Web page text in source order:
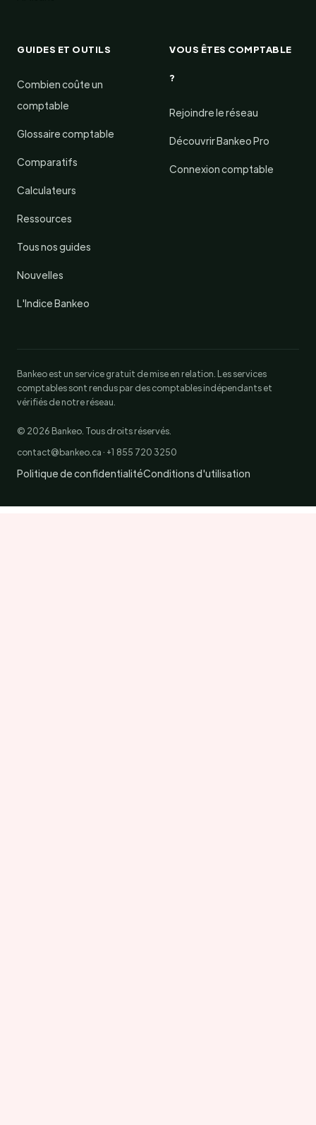
GUIDES ET OUTILS
Combien coûte un
comptable
Glossaire comptable
Comparatifs
Calculateurs
Ressources
Tous nos guides
Nouvelles
L'Indice Bankeo
VOUS ÊTES COMPTABLE
?
Rejoindre le réseau
Découvrir Bankeo Pro
Connexion comptable
Bankeo est un service gratuit de mise en relation. Les services
comptables sont rendus par des comptables indépendants et
vérifiés de notre réseau.
© 2026 Bankeo. Tous droits réservés.
contact@bankeo.ca · +1 855 720 3250
Politique de confidentialitéConditions d'utilisation